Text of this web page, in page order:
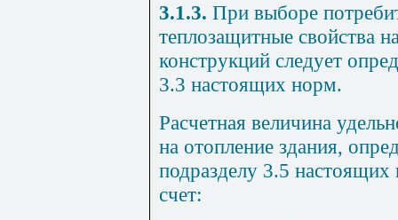
3.1.3. При выборе
теплозащитные свойства
конструкций следует
3.3 настоящих норм.
Расчетная величина
на отопление здания,
подразделу 3.5 настоящих
счет: